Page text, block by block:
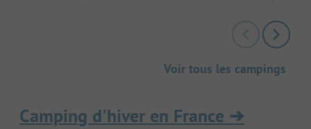
Voir tous les campings
Camping d'hiver en France ➔